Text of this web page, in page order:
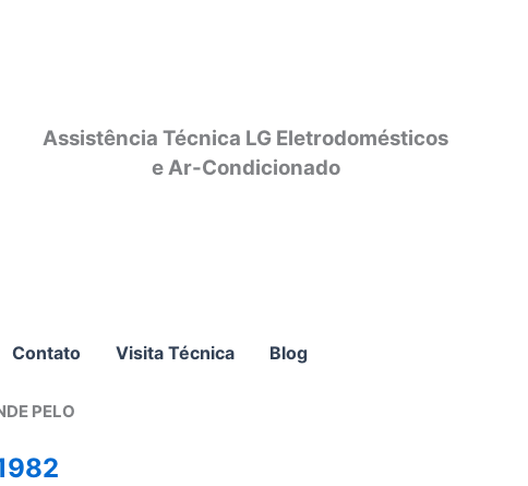
Assistência Técnica LG Eletrodomésticos
e Ar-Condicionado
Contato Visita Técnica Blog
PELO